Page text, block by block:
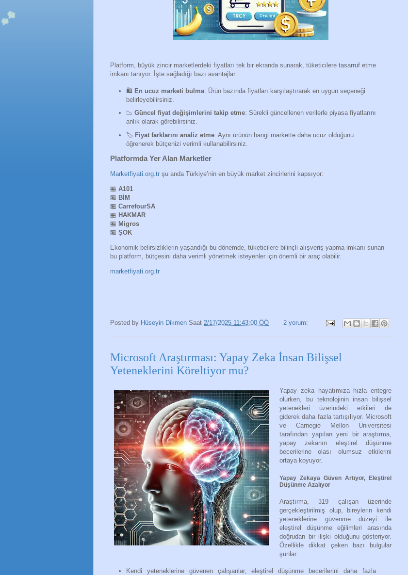
Platform, büyük zincir marketlerdeki fiyatları tek bir ekranda sunarak, tüketicilere tasarruf etme
imkanı tanıyor. İşte sağladığı bazı avantajlar:
🛍️ En ucuz marketi bulma: Ürün bazında fiyatları karşılaştırarak en uygun seçeneği
belirleyebilirsiniz.
📉 Güncel fiyat değişimlerini takip etme: Sürekli güncellenen verilerle piyasa fiyatlarını
anlık olarak görebilirsiniz.
🏷️ Fiyat farklarını analiz etme: Aynı ürünün hangi markette daha ucuz olduğunu
öğrenerek bütçenizi verimli kullanabilirsiniz.
Platformda Yer Alan Marketler
Marketfiyati.org.tr şu anda Türkiye’nin en büyük market zincirlerini kapsıyor:
🏪 A101
🏪 BİM
🏪 CarrefourSA
🏪 HAKMAR
🏪 Migros
🏪 ŞOK
Ekonomik belirsizliklerin yaşandığı bu dönemde, tüketicilere bilinçli alışveriş yapma imkanı sunan
bu platform, bütçesini daha verimli yönetmek isteyenler için önemli bir araç olabilir.
marketfiyati.org.tr
Posted by Hüseyin Dikmen Saat 2/17/2025 11:43:00 ÖÖ 2 yorum:
Microsoft Araştırması: Yapay Zeka İnsan Bilişsel
Yeteneklerini Köreltiyor mu?
Yapay zeka hayatımıza hızla entegre
olurken, bu teknolojinin insan bilişsel
yetenekleri üzerindeki etkileri de
giderek daha fazla tartışılıyor. Microsoft
ve Carnegie Mellon Üniversitesi
tarafından yapılan yeni bir araştırma,
yapay zekanın eleştirel düşünme
becerilerine olası olumsuz etkilerini
ortaya koyuyor.
Yapay Zekaya Güven Artıyor, Eleştirel
Düşünme Azalıyor
Araştırma, 319 çalışan üzerinde
gerçekleştirilmiş olup, bireylerin kendi
yeteneklerine güvenme düzeyi ile
eleştirel düşünme eğilimleri arasında
doğrudan bir ilişki olduğunu gösteriyor.
Özellikle dikkat çeken bazı bulgular
şunlar:
Kendi yeteneklerine güvenen çalışanlar, eleştirel düşünme becerilerini daha fazla